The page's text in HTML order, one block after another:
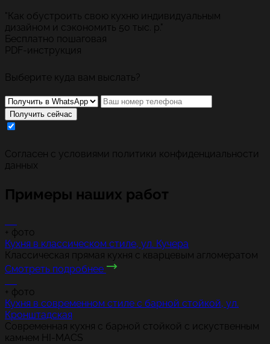
"Как обустроить свою кухню индивидуальным
дизайном и сэкономить 50 тыс. р."
Бесплатно пошаговая
PDF-инструкция
Выберите куда вам выслать?
Получить сейчас
Cогласен с условиями политики конфиденциальности
данных
Примеры наших работ
+ фото
Кухня в классическом стиле, ул. Кучера
Классическая прямая кухня с кварцевым агломератом
Смотреть подробнее
+ фото
Кухня в современном стиле с барной стойкой, ул.
Кронштадская
Современная кухня с барной стойкой с искуственным
камнем HI-MACS